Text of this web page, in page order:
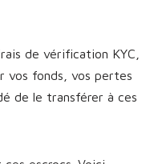
de vérification KYC,
vos fonds, vos pertes
de le transférer à ces